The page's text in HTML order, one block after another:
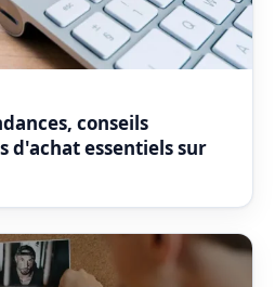
conseils
d'achat essentiels sur